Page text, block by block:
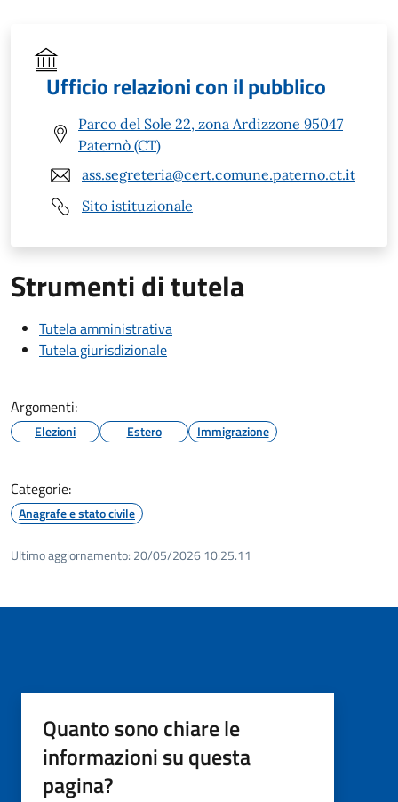
Ufficio relazioni con il pubblico
Parco del Sole 22, zona Ardizzone 95047
Paternò (CT)
ass.segreteria@cert.comune.paterno.ct.it
Sito istituzionale
Strumenti di tutela
Tutela amministrativa
Tutela giurisdizionale
Argomenti:
Elezioni Estero Immigrazione
Categorie:
Anagrafe e stato civile
Ultimo aggiornamento: 20/05/2026 10:25.11
Quanto sono chiare le
informazioni su questa
pagina?